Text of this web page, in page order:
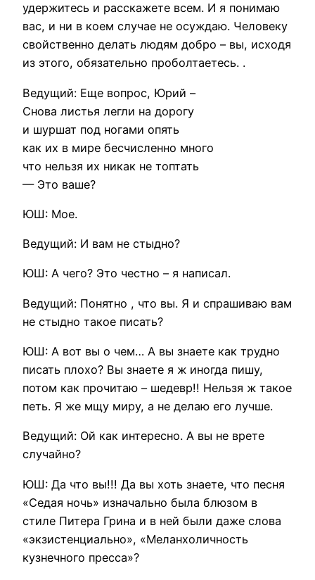
удержитесь и расскажете всем. И я понимаю
вас, и ни в коем случае не осуждаю. Человеку
свойственно делать людям добро – вы, исходя
из этого, обязательно проболтаетесь. .
Ведущий: Еще вопрос, Юрий –
Снова листья легли на дорогу
и шуршат под ногами опять
как их в мире бесчисленно много
что нельзя их никак не топтать
— Это ваше?
ЮШ: Мое.
Ведущий: И вам не стыдно?
ЮШ: А чего? Это честно – я написал.
Ведущий: Понятно , что вы. Я и спрашиваю вам
не стыдно такое писать?
ЮШ: А вот вы о чем… А вы знаете как трудно
писать плохо? Вы знаете я ж иногда пишу,
потом как прочитаю – шедевр!! Нельзя ж такое
петь. Я же мщу миру, а не делаю его лучше.
Ведущий: Ой как интересно. А вы не врете
случайно?
ЮШ: Да что вы!!! Да вы хоть знаете, что песня
«Седая ночь» изначально была блюзом в
стиле Питера Грина и в ней были даже слова
«экзистенциально», «Меланхоличность
кузнечного пресса»?